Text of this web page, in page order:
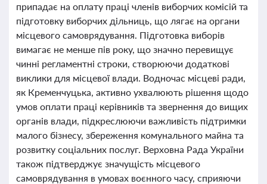
припадає на оплату праці членів виборчих комісій та
підготовку виборчих дільниць, що лягає на органи
місцевого самоврядування. Підготовка виборів
вимагає не менше пів року, що значно перевищує
чинні регламентні строки, створюючи додаткові
виклики для місцевої влади. Водночас місцеві ради,
як Кременчуцька, активно ухвалюють рішення щодо
умов оплати праці керівників та звернення до вищих
органів влади, підкреслюючи важливість підтримки
малого бізнесу, збереження комунального майна та
розвитку соціальних послуг. Верховна Рада України
також підтверджує значущість місцевого
самоврядування в умовах воєнного часу, сприяючи